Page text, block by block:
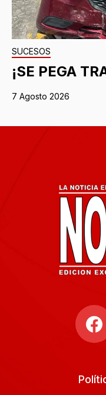
SUCESOS
¡SE PEGA
7 Agosto 2026